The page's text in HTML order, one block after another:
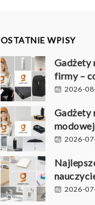
OSTATNIE WPISY
Gadżety
firmy –
2026-
Gadżety
2026-
2026-